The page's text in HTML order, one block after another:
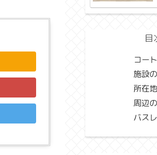
目
コー
施設
所在
周辺
バス